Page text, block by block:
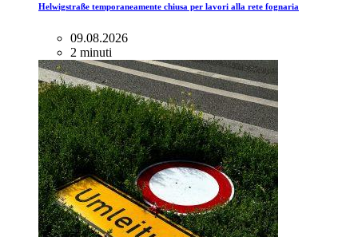
Helwigstraße temporaneamente chiusa per lavori alla rete fognaria
09.08.2026
2 minuti